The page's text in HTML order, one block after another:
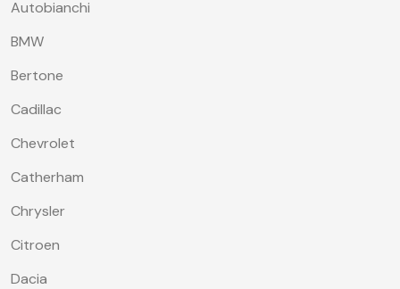
Autobianchi
BMW
Bertone
Cadillac
Chevrolet
Catherham
Chrysler
Citroen
Dacia